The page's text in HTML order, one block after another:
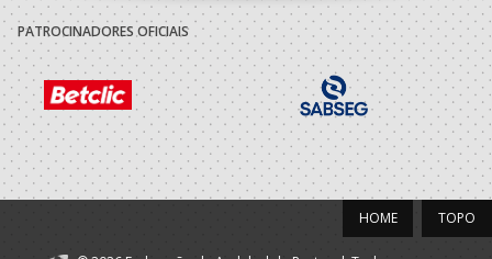
PATROCINADORES OFICIAIS
TOPO
HOME